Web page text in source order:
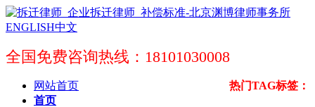
ENGLISH中文
全国免费咨询热线：18101030008
热门TAG标签：
网站首页
首页